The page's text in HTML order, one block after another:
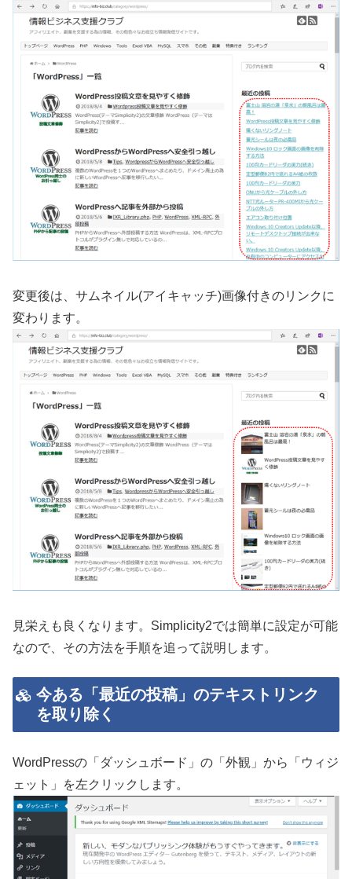
変更後は、サムネイル(アイキャッチ)画像付きのリンクに
変わります。
見栄えも良くなります。Simplicity2では簡単に設定が可能
なので、その方法を手順を追って説明します。
今ある「最近の投稿」のテキストリンク
を取り除く
WordPressの「ダッシュボード」の「外観」から「ウィジ
ェット」を左クリックします。